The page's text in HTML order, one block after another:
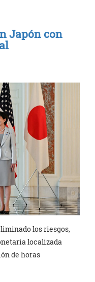
Japón con
los riesgos,
localizada
de horas